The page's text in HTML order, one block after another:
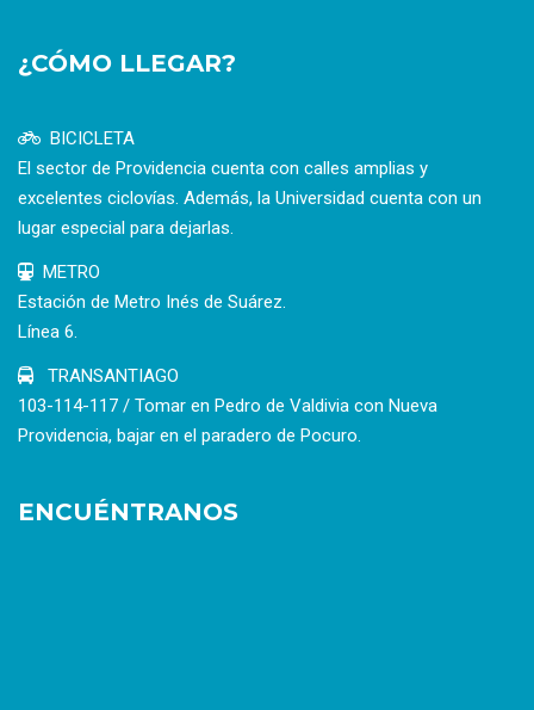
¿CÓMO LLEGAR?
BICICLETA
El sector de Providencia cuenta con calles amplias y
excelentes ciclovías. Además, la Universidad cuenta con un
lugar especial para dejarlas.
METRO
Estación de Metro Inés de Suárez.
Línea 6.
TRANSANTIAGO
103-114-117 / Tomar en Pedro de Valdivia con Nueva
Providencia, bajar en el paradero de Pocuro.
ENCUÉNTRANOS